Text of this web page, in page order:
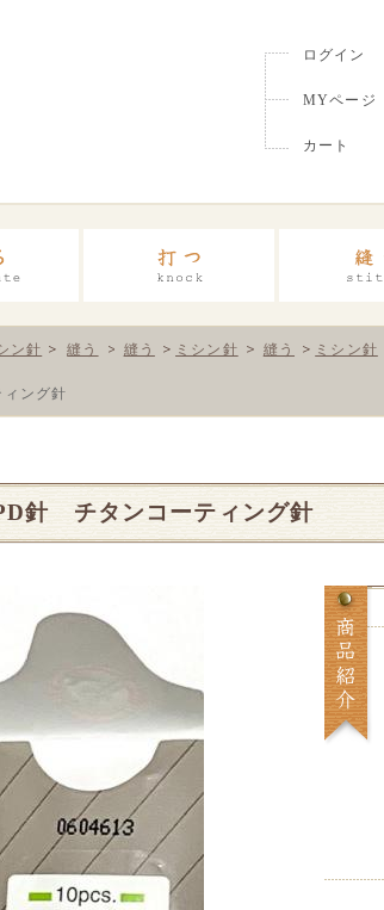
ログイン
MYページ
カート
ン針 縫う 縫う ミシン針 縫う ミシン針
ング針
針 チタンコーティング針